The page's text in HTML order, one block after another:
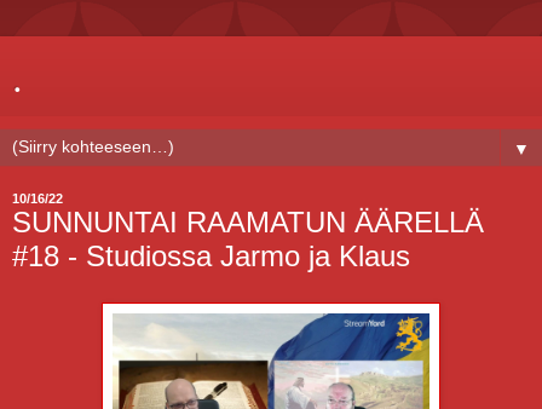
.
▼
10/16/22
SUNNUNTAI RAAMATUN ÄÄRELLÄ
#18 - Studiossa Jarmo ja Klaus